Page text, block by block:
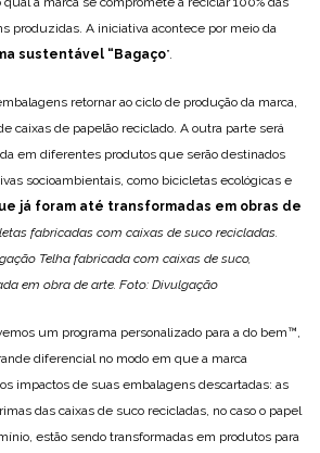
produzidas. A iniciativa acontece por meio da
sustentável “Bagaço”.
retornar ao ciclo de produção da marca,
caixas de papelão reciclado. A outra parte será
em diferentes produtos que serão destinados
socioambientais, como bicicletas ecológicas e
já foram até transformadas em obras de
fabricadas com caixas de suco recicladas.
Telha fabricada com caixas de suco,
em obra de arte. Foto: Divulgação
um programa personalizado para a do bem™,
diferencial no modo em que a marca
impactos de suas embalagens descartadas: as
das caixas de suco recicladas, no caso o papel
estão sendo transformadas em produtos para